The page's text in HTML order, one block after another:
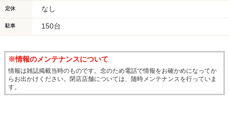
定休 なし
駐車 150台
※情報のメンテナンスについて
情報は雑誌掲載当時のものです。念のため電話で情報をお確かめになってか
らお出かけください。閉店店舗については、随時メンテナンスを行っていま
す。